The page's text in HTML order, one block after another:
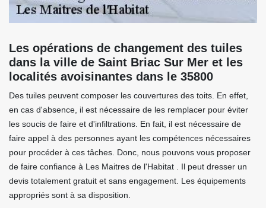
Les opérations de changement des tuiles
dans la ville de Saint Briac Sur Mer et les
localités avoisinantes dans le 35800
Des tuiles peuvent composer les couvertures des toits. En effet,
en cas d'absence, il est nécessaire de les remplacer pour éviter
les soucis de faire et d'infiltrations. En fait, il est nécessaire de
faire appel à des personnes ayant les compétences nécessaires
pour procéder à ces tâches. Donc, nous pouvons vous proposer
de faire confiance à Les Maitres de l'Habitat . Il peut dresser un
devis totalement gratuit et sans engagement. Les équipements
appropriés sont à sa disposition.